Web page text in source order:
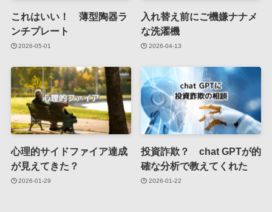
これはいい！ 薄型陶器ラ
ンチプレート
2026-05-01
入れ替え前にご機嫌ナナメ
な洗濯機
2026-04-13
心理的サイドファイア達成
が見えてきた？
2026-01-29
投資詐欺？ chat GPTが的
確な分析で教えてくれた
2026-01-22